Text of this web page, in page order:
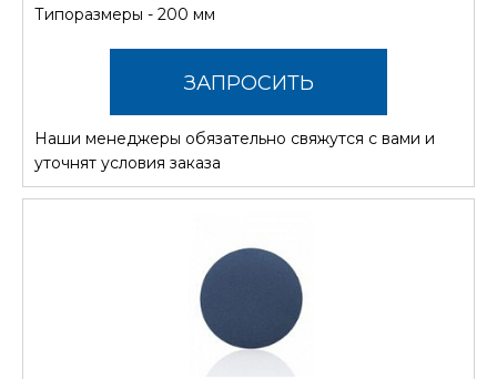
Типоразмеры - 200 мм
ЗАПРОСИТЬ
СТОИМОСТЬ
Наши менеджеры обязательно свяжутся с вами и
уточнят условия заказа